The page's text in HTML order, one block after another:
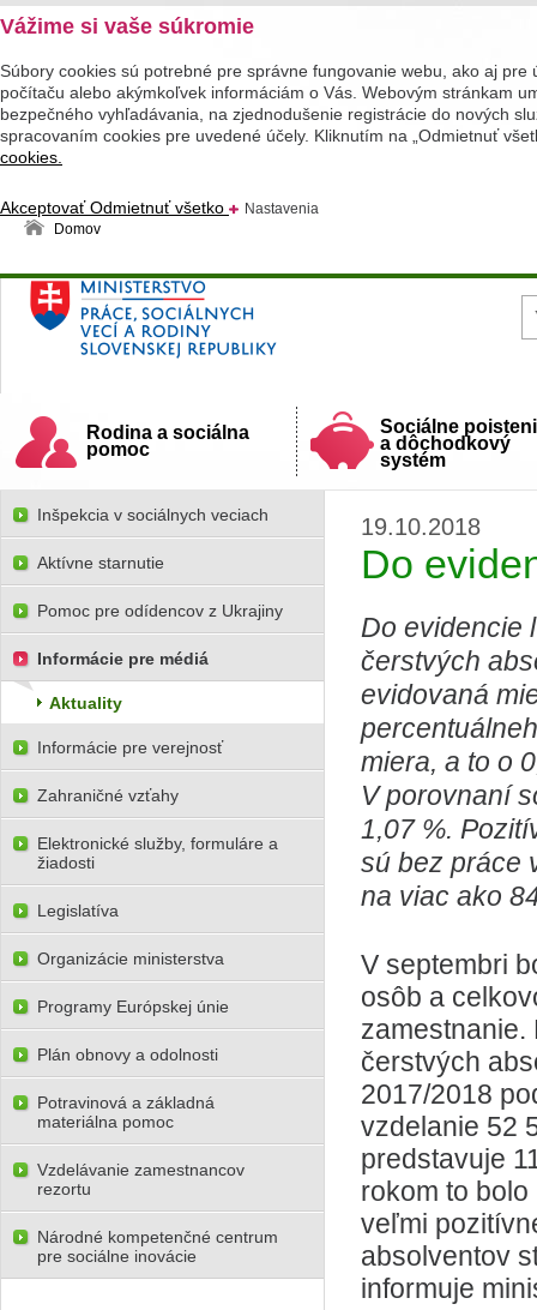
Vážime si vaše súkromie
Súbory cookies sú potrebné pre správne fungovanie webu, ako aj
počítaču alebo akýmkoľvek informáciám o Vás. Webovým stránkam
bezpečného vyhľadávania, na zjednodušenie registrácie do nových
spracovaním cookies pre uvedené účely. Kliknutím na „Odmietnuť
cookies.
AkceptovaťOdmietnuť všetko
Nastavenia
Domov
Ministerstvo práce, sociálnych vecí a rodiny
Slovenskej republiky
Rodina a sociálna
pomoc
Sociálne
a dôchodkový
systém
19.10.2018
Do
Do evidencie
čerstvých
evidovaná
miera, a to o
V porovnaní
1,07 %.
sú bez práce
na viac ako
V septembri
osôb a
zamestnanie.
čerstvých
2017/2018
vzdelanie 52
predstavuje
rokom to
veľmi
absolventov
informuje
Inšpekcia v sociálnych veciach
Aktívne starnutie
Pomoc pre odídencov z Ukrajiny
Informácie pre médiá
Aktuality
Informácie pre verejnosť
Zahraničné vzťahy
Elektronické služby, formuláre a
žiadosti
Legislatíva
Organizácie ministerstva
Programy Európskej únie
Plán obnovy a odolnosti
Potravinová a základná
materiálna pomoc
Vzdelávanie zamestnancov
rezortu
Národné kompetenčné centrum
pre sociálne inovácie